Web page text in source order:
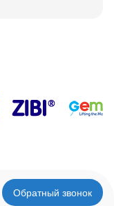
Обратный звонок